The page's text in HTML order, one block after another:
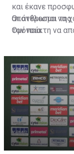
και έκανε
αποτέλεσμα να
Ομόνοια.
Οι άνθρωποι
τον παίκτη να
μετακίνησή του,
να λύσει το
ελεύθερα σε
καλοκαίρι.